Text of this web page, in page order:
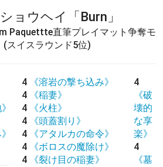
ョウヘイ 「Burn」
Paquettte直筆プレイマット争奪モ
(スイスラウンド5位)
4
《溶岩の撃ち込み》
4
《稲妻》
4
《火柱》
4
《頭蓋割り》
4
《アタルカの命令》
4
《ボロスの魔除け》
4
《裂け目の稲妻》
4
《破
壊的
な享
楽》
4
《墓